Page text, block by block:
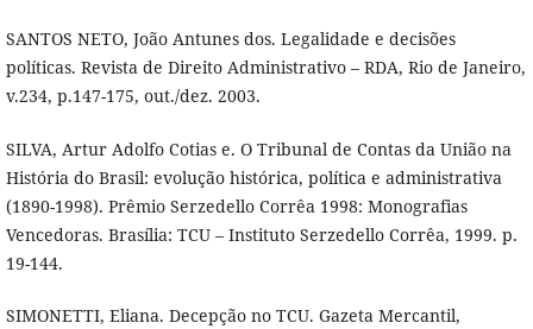
SANTOS NETO, João Antunes dos. Legalidade e decisões
políticas. Revista de Direito Administrativo – RDA, Rio de Janeiro,
v.234, p.147-175, out./dez. 2003.
SILVA, Artur Adolfo Cotias e. O Tribunal de Contas da União na
História do Brasil: evolução histórica, política e administrativa
(1890-1998). Prêmio Serzedello Corrêa 1998: Monografias
Vencedoras. Brasília: TCU – Instituto Serzedello Corrêa, 1999. p.
19-144.
SIMONETTI, Eliana. Decepção no TCU. Gazeta Mercantil,